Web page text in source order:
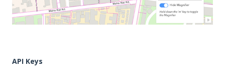
API Keys